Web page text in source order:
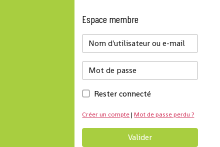
Espace membre
Rester connecté
Créer un compte|Mot de passe perdu ?
Valider